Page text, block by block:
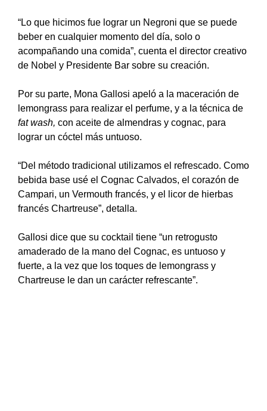
“Lo que hicimos fue lograr un Negroni que se puede
beber en cualquier momento del día, solo o
acompañando una comida”, cuenta el director creativo
de Nobel y Presidente Bar sobre su creación.
Por su parte, Mona Gallosi apeló a la maceración de
lemongrass para realizar el perfume, y a la técnica de
fat wash, con aceite de almendras y cognac, para
lograr un cóctel más untuoso.
“Del método tradicional utilizamos el refrescado. Como
bebida base usé el Cognac Calvados, el corazón de
Campari, un Vermouth francés, y el licor de hierbas
francés Chartreuse”, detalla.
Gallosi dice que su cocktail tiene “un retrogusto
amaderado de la mano del Cognac, es untuoso y
fuerte, a la vez que los toques de lemongrass y
Chartreuse le dan un carácter refrescante”.